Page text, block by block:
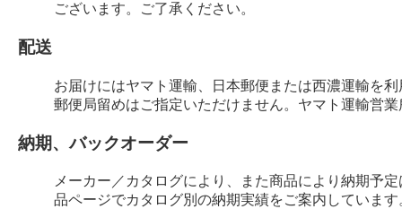
ございます。ご了承ください。
配送
お届けにはヤマト運輸、日本郵便または西濃運輸を
郵便局留めはご指定いただけません。ヤマト運輸営
納期、バックオーダー
メーカー／カタログにより、また商品により納期予
品ページでカタログ別の納期実績をご案内しています